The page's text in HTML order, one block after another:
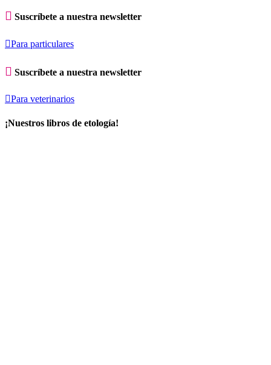
 Suscríbete a nuestra newsletter
Para particulares
 Suscríbete a nuestra newsletter
Para veterinarios
¡Nuestros libros de etología!